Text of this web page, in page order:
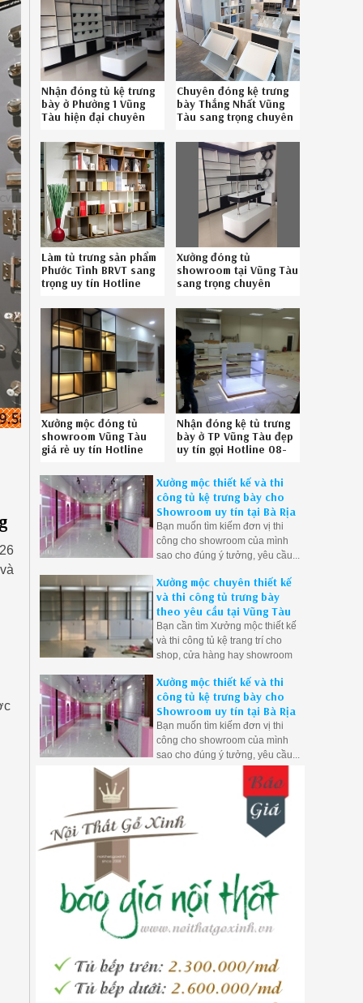
Nhận đóng tủ kệ trưng
bày ở Phường 1 Vũng
Tàu hiện đại chuyên
6789-5828
Chuyên đóng kệ trưng
bày Thắng Nhất Vũng
Tàu sang trọng chuyên
08.6789.5828
Làm tủ trưng sản phẩm
Phước Tỉnh BRVT sang
trọng uy tín Hotline
Xưởng đóng tủ
showroom tại Vũng Tàu
sang trọng chuyên
0867895828
Xưởng mộc đóng tủ
showroom Vũng Tàu
giá rẻ uy tín Hotline
Nhận đóng kệ tủ trưng
bày ở TP Vũng Tàu đẹp
uy tín gọi Hotline 08-
Xưởng mộc thiết kế và thi
công tủ kệ trưng bày cho
Showroom uy tín tại Bà Rịa
Bạn muốn tìm kiếm đơn vị thi
công cho showroom của mình
sao cho đúng ý tưởng, yêu cầu...
chúng tôi sẽ đáp ứng đầy đủ yêu
cầu của bạn.
Xưởng mộc chuyên thiết kế
và thi công tủ trưng bày
theo yêu cầu tại Vũng Tàu
Bạn cần tìm Xưởng mộc thiết kế
và thi công tủ kệ trang trí cho
shop, cửa hàng hay showroom
nhiều năm kinh nghiệm uy tín
trong lĩnh vực thi công nội thất
trưng bày dành cho cửa hàng,
showroom của quý khách hàng,
hãy liên hệ với chúng tôi để
nhận được những ưu đãi tốt
Xưởng mộc thiết kế và thi
công tủ kệ trưng bày cho
Showroom uy tín tại Bà Rịa
Bạn muốn tìm kiếm đơn vị thi
công cho showroom của mình
sao cho đúng ý tưởng, yêu cầu...
chúng tôi sẽ đáp ứng đầy đủ yêu